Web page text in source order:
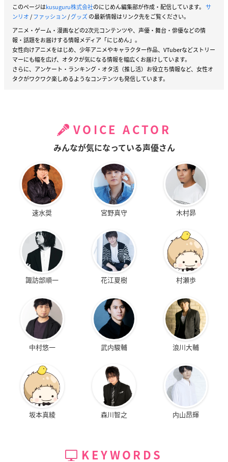
このページはkusuguru株式会社のにじめん編集部が作成・配信しています。 サ
ンリオ/ファッション/グッズの最新情報はリンク先をご覧ください。
アニメ・ゲーム・漫画などの2次元コンテンツや、声優・舞台・俳優などの情
報・話題をお届けする情報メディア「にじめん」。
女性向けアニメをはじめ、少年アニメやキャラクター作品、VTuberなどストリー
マーにも幅を広げ、オタクが気になる情報を幅広くお届けしています。
さらに、アンケート・ランキング・オタ活（推し活）お役立ち情報など、女性オ
タクがワクワク楽しめるようなコンテンツも発信しています。
VOICE ACTOR
みんなが気になっている声優さん
速水奨 宮野真守 木村昴
諏訪部順一 花江夏樹 村瀬歩
中村悠一 武内駿輔 浪川大輔
坂本真綾 森川智之 内山昂輝
KEYWORDS